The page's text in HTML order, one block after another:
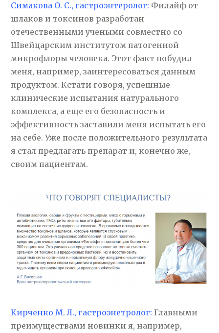
Симакова О. С., гастроэнтеролог: Филайф от
шлаков и токсинов разработан
отечественными учеными совместно со
Швейцарским институтом патогенной
микрофлоры человека. Этот факт побудил
меня, например, заинтересоваться данным
продуктом. Кстати говоря, успешные
клинические испытания натурального
комплекса, а еще его безопасность и
эффективность заставили меня испытать его
на себе. Уже после положительного результата
я стал предлагать препарат и, конечно же,
своим пациентам.
Кирченко М. Л., гастроэнетролог: Главными
преимуществами новинки я, например,